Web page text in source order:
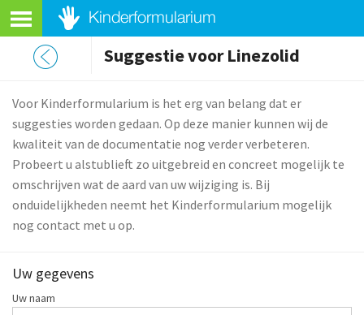
Suggestie voor Linezolid
Voor Kinderformularium is het erg van belang dat er
suggesties worden gedaan. Op deze manier kunnen wij de
kwaliteit van de documentatie nog verder verbeteren.
Probeert u alstublieft zo uitgebreid en concreet mogelijk te
omschrijven wat de aard van uw wijziging is. Bij
onduidelijkheden neemt het Kinderformularium mogelijk
nog contact met u op.
Uw gegevens
Uw naam